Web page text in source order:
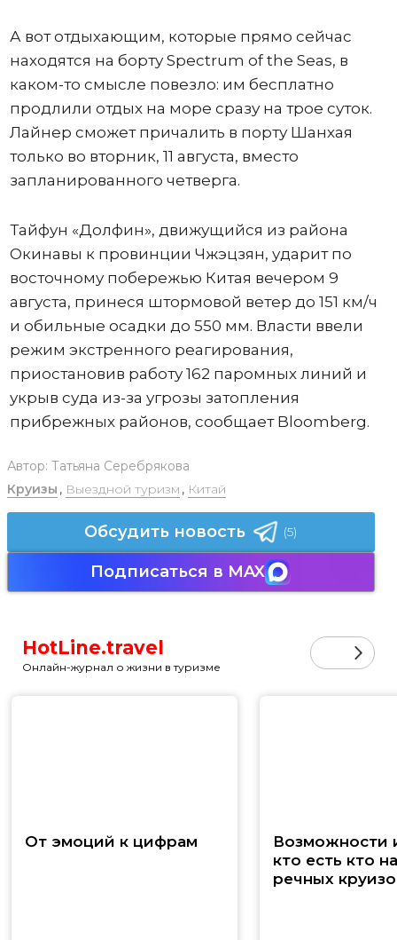
А вот отдыхающим, которые прямо сейчас
находятся на борту Spectrum of the Seas, в
каком-то смысле повезло: им бесплатно
продлили отдых на море сразу на трое суток.
Лайнер сможет причалить в порту Шанхая
только во вторник, 11 августа, вместо
запланированного четверга.
Тайфун «Долфин», движущийся из района
Окинавы к провинции Чжэцзян, ударит по
восточному побережью Китая вечером 9
августа, принеся штормовой ветер до 151 км/ч
и обильные осадки до 550 мм. Власти ввели
режим экстренного реагирования,
приостановив работу 162 паромных линий и
укрыв суда из-за угрозы затопления
прибрежных районов, сообщает Bloomberg.
Автор: Татьяна Серебрякова
Круизы , Выездной туризм , Китай
Обсудить новость (5)
Подписаться в MAX
HotLine.travel
Онлайн-журнал о жизни в туризме
От эмоций к цифрам
Возможности
кто есть кто
речных